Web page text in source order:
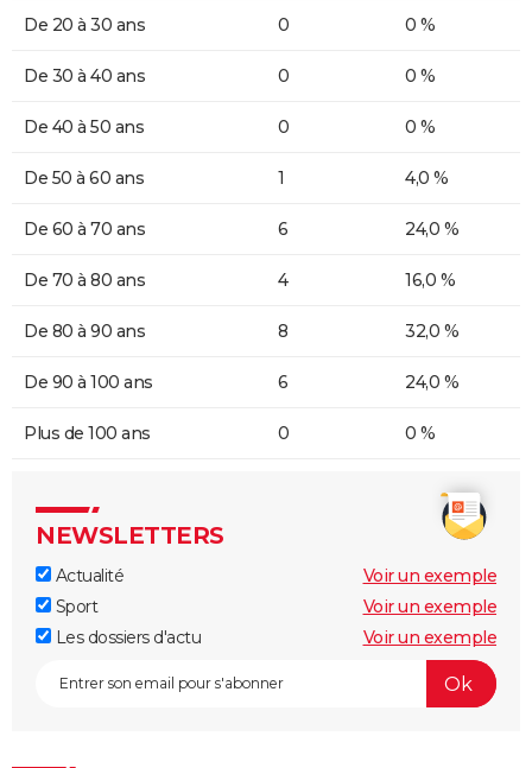
De 20 à 30 ans 0 0 %
De 30 à 40 ans 0 0 %
De 40 à 50 ans 0 0 %
De 50 à 60 ans 1 4,0 %
De 60 à 70 ans 6 24,0 %
De 70 à 80 ans 4 16,0 %
De 80 à 90 ans 8 32,0 %
De 90 à 100 ans 6 24,0 %
Plus de 100 ans 0 0 %
NEWSLETTERS
Actualité
Voir un exemple
Sport
Voir un exemple
Les dossiers d'actu
Voir un exemple